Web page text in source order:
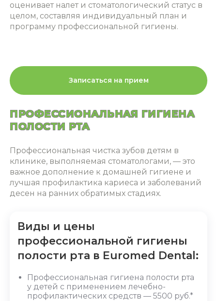
оценивает налет и стоматологический статус в
целом, составляя индивидуальный план и
программу профессиональной гигиены.
Записаться на прием
ПРОФЕССИОНАЛЬНАЯ ГИГИЕНА
ПОЛОСТИ РТА
Профессиональная чистка зубов детям в
клинике, выполняемая стоматологами, — это
важное дополнение к домашней гигиене и
лучшая профилактика кариеса и заболеваний
десен на ранних обратимых стадиях.
Виды и цены
профессиональной гигиены
полости рта в Euromed Dental:
Профессиональная гигиена полости рта
у детей с применением лечебно-
профилактических средств — 5500 руб.*